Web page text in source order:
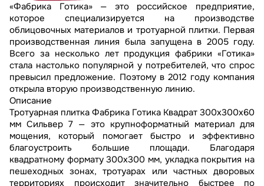
«Фабрика Готика» — это российское предприятие,
которое специализируется на производстве
облицовочных материалов и тротуарной плитки. Первая
производственная линия была запущена в 2005 году.
Всего за несколько лет продукция фабрики «Готика»
стала настолько популярной у потребителей, что спрос
превысил предложение. Поэтому в 2012 году компания
открыла вторую производственную линию.
Описание
Тротуарная плитка Фабрика Готика Квадрат 300х300х60
мм Сильвер 7 — это крупноформатный материал для
мощения, который помогает быстро и эффективно
благоустроить большие площади. Благодаря
квадратному формату 300х300 мм, укладка покрытия на
пешеходных зонах, тротуарах или частных дворовых
территориях происходит значительно быстрее по